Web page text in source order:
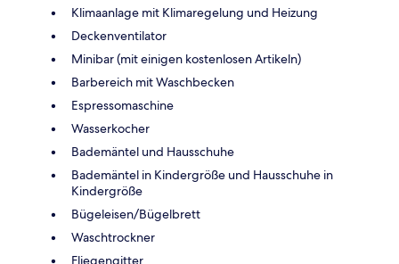
Klimaanlage mit Klimaregelung und Heizung
Deckenventilator
Minibar (mit einigen kostenlosen Artikeln)
Barbereich mit Waschbecken
Espressomaschine
Wasserkocher
Bademäntel und Hausschuhe
Bademäntel in Kindergröße und Hausschuhe in
Kindergröße
Bügeleisen/Bügelbrett
Waschtrockner
Fliegengitter